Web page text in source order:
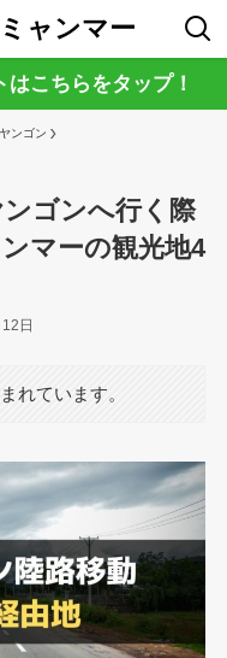
ャンマー
こちらをタップ！
ヤンゴン
ゴンへ行く際
マーの観光地4
日
れています。